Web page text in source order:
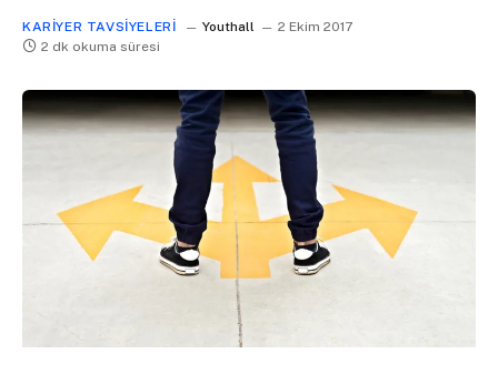
KARIYER TAVSIYELERI Youthall
2 Ekim 2017
2 dk okuma süresi